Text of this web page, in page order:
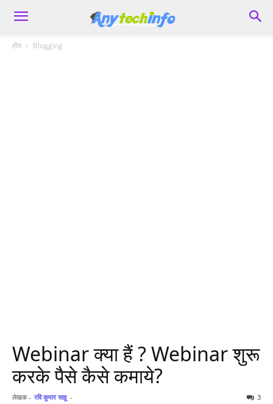
होम Blogging
Webinar क्या हैं ? Webinar शुरू
करके पैसे कैसे कमाये?
लेखक - रवि कूमार साहू - 3